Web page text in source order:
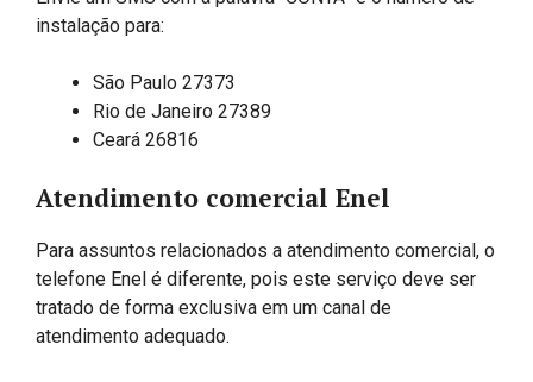
instalação para:
São Paulo 27373
Rio de Janeiro 27389
Ceará 26816
Atendimento comercial Enel
Para assuntos relacionados a atendimento comercial, o
telefone Enel é diferente, pois este serviço deve ser
tratado de forma exclusiva em um canal de
atendimento adequado.